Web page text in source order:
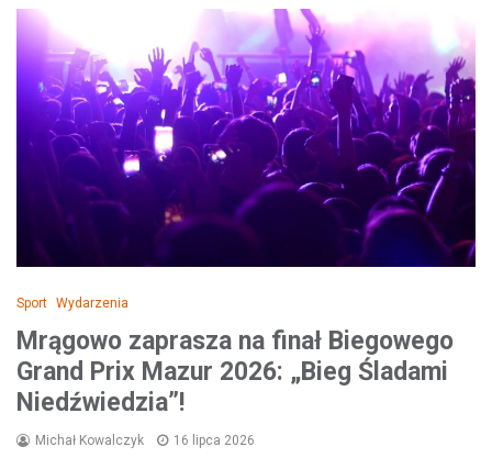
Sport Wydarzenia
Mrągowo zaprasza na finał Biegowego
Grand Prix Mazur 2026: „Bieg Śladami
Niedźwiedzia”!
Michał Kowalczyk 16 lipca 2026